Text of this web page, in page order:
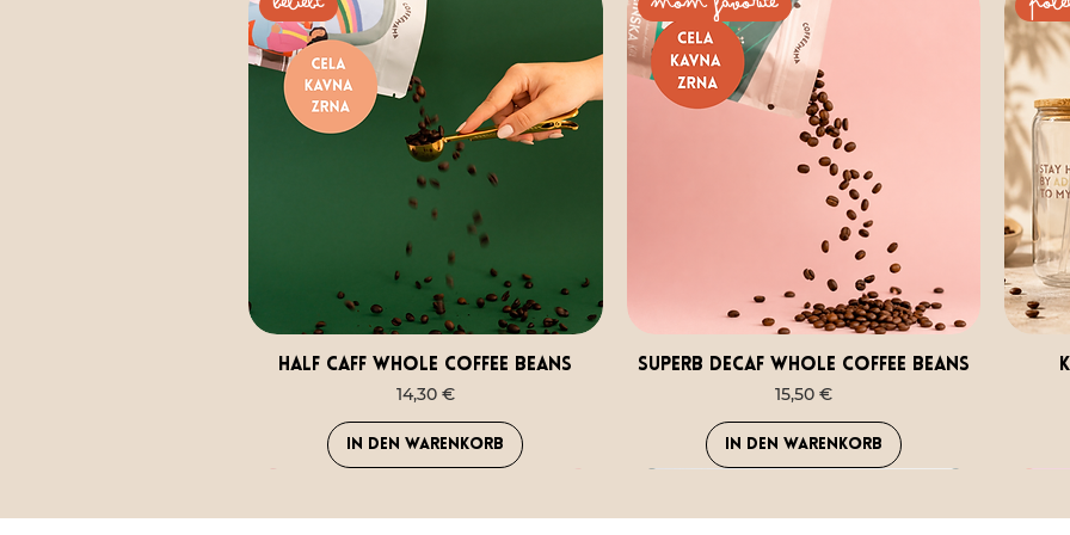
Half caff whole coffee beans
Preis
14,30 €
In den Warenkorb
Superb Decaf whole coffee beans
Preis
15,50 €
In den Warenkorb